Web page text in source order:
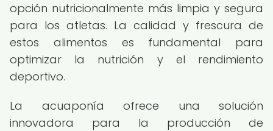
opción nutricionalmente más limpia y segura
para los atletas. La calidad y frescura de
estos alimentos es fundamental para
optimizar la nutrición y el rendimiento
deportivo.
La acuaponía ofrece una solución
innovadora para la producción de